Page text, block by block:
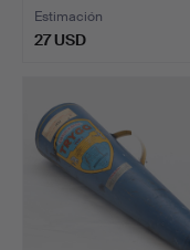
Estimación
27 USD